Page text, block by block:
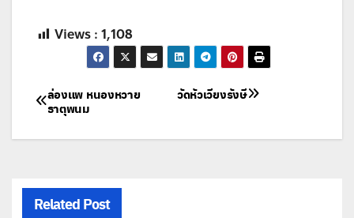
Views : 1,108
แนะแนว
เรื่อง
วัดหัวเวียงรังษี
ล่องแพ หนองหวาย
ธาตุพนม
Related Post